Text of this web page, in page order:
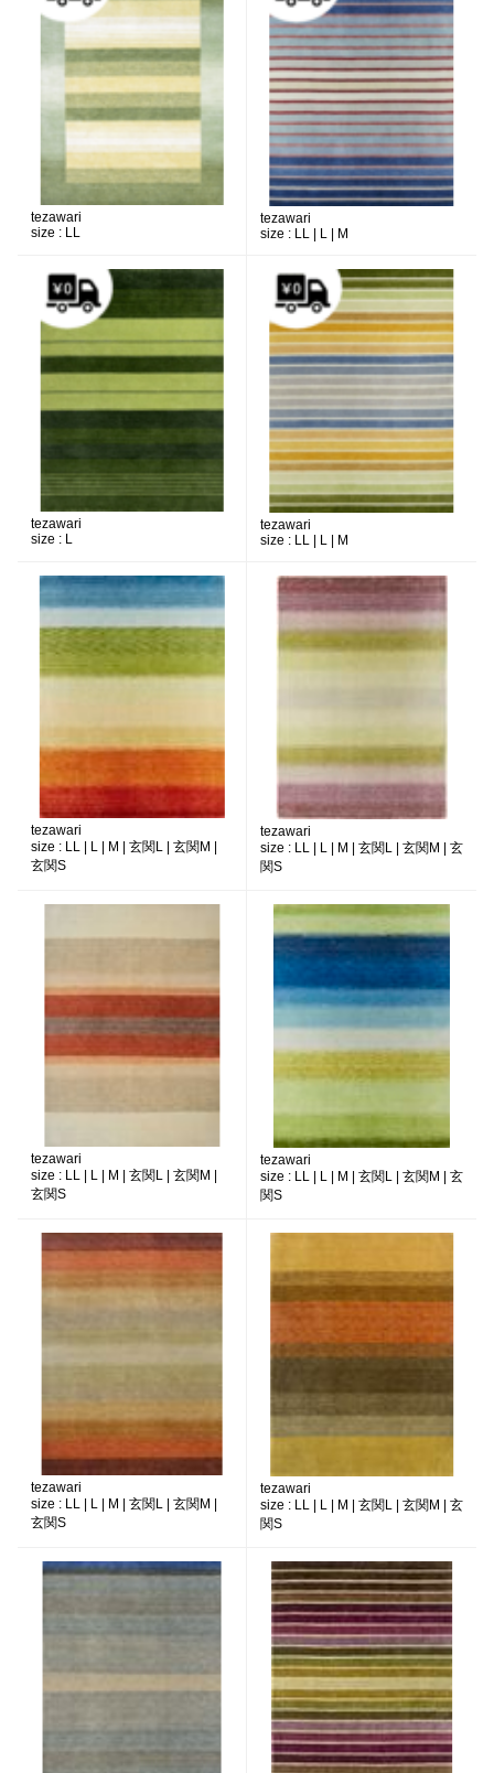
tezawari
size : LL
tezawari
size : LL | L | M
tezawari
size : L
tezawari
size : LL | L | M
tezawari
size : LL | L | M | 玄関L | 玄関M |
玄関S
tezawari
size : LL | L | M | 玄関L | 玄関M | 玄
関S
tezawari
size : LL | L | M | 玄関L | 玄関M |
玄関S
tezawari
size : LL | L | M | 玄関L | 玄関M | 玄
関S
tezawari
size : LL | L | M | 玄関L | 玄関M |
玄関S
tezawari
size : LL | L | M | 玄関L | 玄関M | 玄
関S